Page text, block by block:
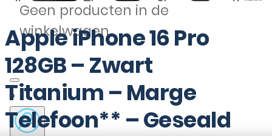
Geen producten in de
winkelwagen.
Apple iPhone 16 Pro
128GB – Zwart
Titanium – Marge
Telefoon** – Geseald